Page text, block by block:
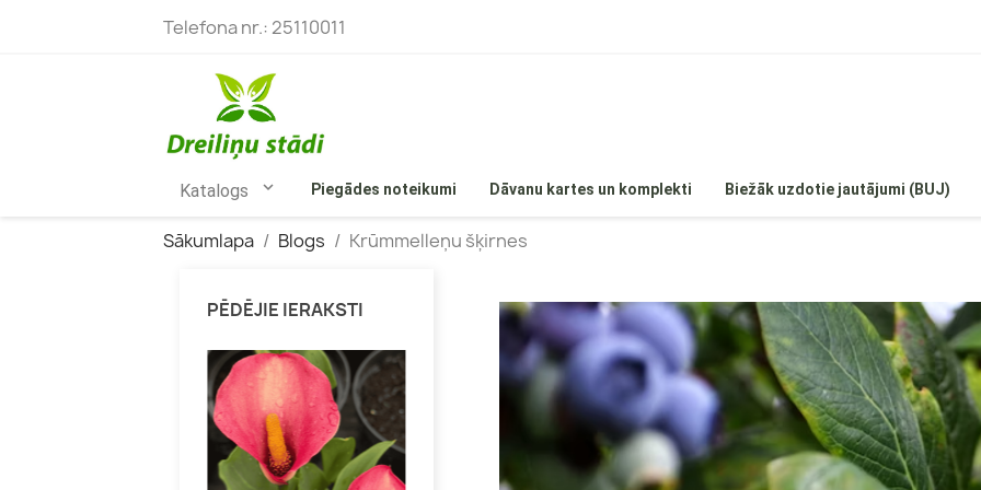
Telefona nr.: 25110011
Katalogs 
Skarainās hortenzijas
Kokveida Hortenzijas
Liellapu hortenzijas
Egles
Priedes
Īves
Kadiķi
Piegādes noteikumi Dāvanu kartes un komplekti Biežāk uzdotie jautājumi (BUJ)
Sākumlapa Blogs Krūmmelleņu šķirnes
PĒDĒJIE IERAKSTI